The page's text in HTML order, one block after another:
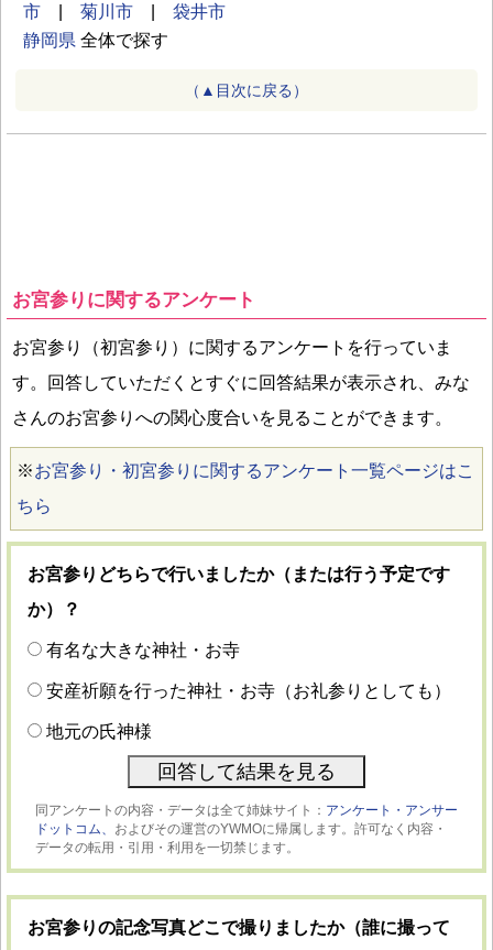
市
菊川市
袋井市
静岡県 全体で探す
（▲目次に戻る）
お宮参りに関するアンケート
お宮参り（初宮参り）に関するアンケートを行っていま
す。回答していただくとすぐに回答結果が表示され、みな
さんのお宮参りへの関心度合いを見ることができます。
※お宮参り・初宮参りに関するアンケート一覧ページはこ
ちら
お宮参りどちらで行いましたか（または行う予定です
か）？
有名な大きな神社・お寺
安産祈願を行った神社・お寺（お礼参りとしても）
地元の氏神様
同アンケートの内容・データは全て姉妹サイト： アンケート・アンサー
ドットコム、 およびその運営のYWMOに帰属します。許可なく内容・
データの転用・引用・利用を一切禁じます。
お宮参りの記念写真どこで撮りましたか（誰に撮って